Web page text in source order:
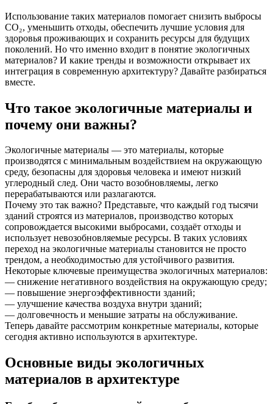
Использование таких материалов помогает снизить выбросы
CO₂, уменьшить отходы, обеспечить лучшие условия для
здоровья проживающих и сохранить ресурсы для будущих
поколений. Но что именно входит в понятие экологичных
материалов? И какие тренды и возможности открывает их
интеграция в современную архитектуру? Давайте разбираться
вместе.
Что такое экологичные материалы и
почему они важны?
Экологичные материалы — это материалы, которые
производятся с минимальным воздействием на окружающую
среду, безопасны для здоровья человека и имеют низкий
углеродный след. Они часто возобновляемы, легко
перерабатываются или разлагаются.
Почему это так важно? Представьте, что каждый год тысячи
зданий строятся из материалов, производство которых
сопровождается высокими выбросами, создаёт отходы и
использует невозобновляемые ресурсы. В таких условиях
переход на экологичные материалы становится не просто
трендом, а необходимостью для устойчивого развития.
Некоторые ключевые преимущества экологичных материалов:
— снижение негативного воздействия на окружающую среду;
— повышение энергоэффективности зданий;
— улучшение качества воздуха внутри зданий;
— долговечность и меньшие затраты на обслуживание.
Теперь давайте рассмотрим конкретные материалы, которые
сегодня активно используются в архитектуре.
Основные виды экологичных
материалов в архитектуре